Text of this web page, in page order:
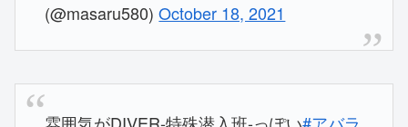
(@masaru580)October 18, 2021
雰囲気がDIVER-特殊潜入班-っぽい#アバラ